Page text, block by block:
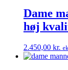
Dame
høj
2.450,00 kr.